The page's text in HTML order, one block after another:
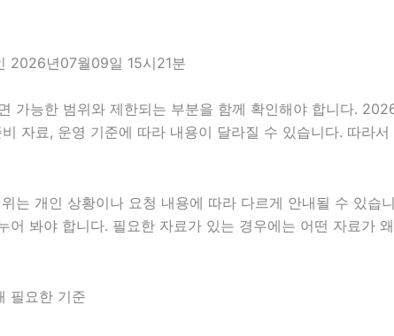
2026년07월09일 15시21분
가능한 범위와 제한되는 부분을 함께 확인해야 합니다.
자료, 운영 기준에 따라 내용이 달라질 수 있습니다. 따라
는 개인 상황이나 요청 내용에 따라 다르게 안내될 수 있
어 봐야 합니다. 필요한 자료가 있는 경우에는 어떤 자료가
필요한 기준